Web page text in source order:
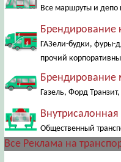
Все маршруты и депо
Брендирование
ГАЗели-будки, фуры-
прочий
Брендирование
Газель, Форд
Общественный
Все Реклама на